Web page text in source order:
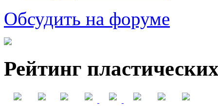
Обсудить на форуме
Рейтинг